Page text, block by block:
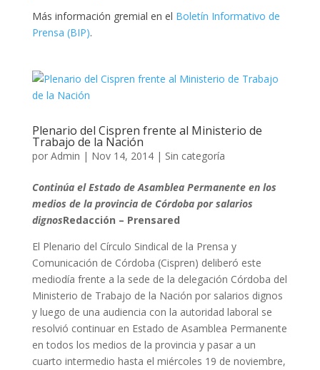
Más información gremial en el Boletín Informativo de
Prensa (BIP).
Plenario del Cispren frente al Ministerio de
Trabajo de la Nación
por Admin | Nov 14, 2014| Sin categoría
Continúa el Estado de Asamblea Permanente en los
medios de la provincia de Córdoba por salarios
dignosRedacción – Prensared
El Plenario del Círculo Sindical de la Prensa y
Comunicación de Córdoba (Cispren) deliberó este
mediodía frente a la sede de la delegación Córdoba del
Ministerio de Trabajo de la Nación por salarios dignos
y luego de una audiencia con la autoridad laboral se
resolvió continuar en Estado de Asamblea Permanente
en todos los medios de la provincia y pasar a un
cuarto intermedio hasta el miércoles 19 de noviembre,